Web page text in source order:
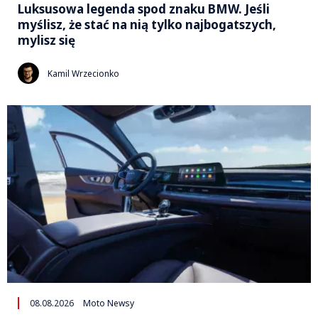
Luksusowa legenda spod znaku BMW. Jeśli
myślisz, że stać na nią tylko najbogatszych,
mylisz się
Kamil Wrzecionko
08.08.2026 Moto Newsy